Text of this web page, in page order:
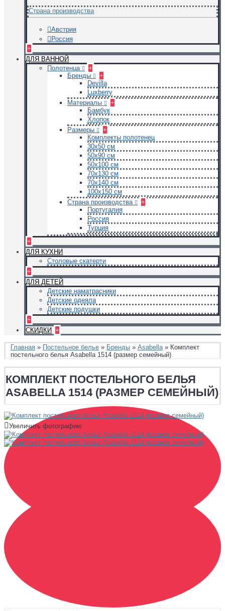
Страна производства
Австрия
Россия
+
ДЛЯ ВАННОЙ
Полотенца
+
Бренды
+
Devilla
Luxberry
Материалы
+
Бамбук
Хлопок
Размеры
+
Комплекты полотенец
30х50 см
50х90 см
50х100 см
70х130 см
70х140 см
100х150 см
Страна производства
+
Португалия
Россия
Турция
+
ДЛЯ КУХНИ
Столовые скатерти
+
ДЛЯ ДЕТЕЙ
Детские наматрасники
Детские одеяла
Детские подушки
+
СКИДКИ +
Главная » Постельное белье » Бренды » Asabella» Комплект
постельного белья Asabella 1514 (размер семейный)
КОМПЛЕКТ ПОСТЕЛЬНОГО БЕЛЬЯ
ASABELLA 1514 (РАЗМЕР СЕМЕЙНЫЙ)
Увеличить фотографию